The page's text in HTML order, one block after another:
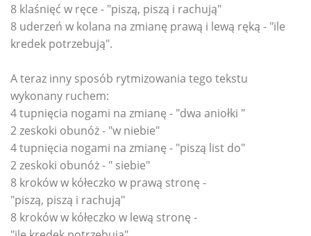
8 klaśnięć w ręce - "piszą, piszą i rachują"
8 uderzeń w kolana na zmianę prawą i lewą ręką - "ile
kredek potrzebują".
A teraz inny sposób rytmizowania tego tekstu
wykonany ruchem:
4 tupnięcia nogami na zmianę - "dwa aniołki "
2 zeskoki obunóż - "w niebie"
4 tupnięcia nogami na zmianę - "piszą list do"
2 zeskoki obunóż - " siebie"
8 kroków w kółeczko w prawą stronę -
"piszą, piszą i rachują"
8 kroków w kółeczko w lewą stronę -